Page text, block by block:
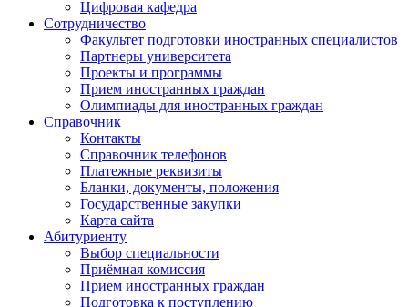
Цифровая кафедра
Сотрудничество
Факультет подготовки иностранных специалистов
Партнеры университета
Проекты и программы
Прием иностранных граждан
Олимпиады для иностранных граждан
Справочник
Контакты
Справочник телефонов
Платежные реквизиты
Бланки, документы, положения
Государственные закупки
Карта сайта
Абитуриенту
Выбор специальности
Приёмная комиссия
Прием иностранных граждан
Подготовка к поступлению